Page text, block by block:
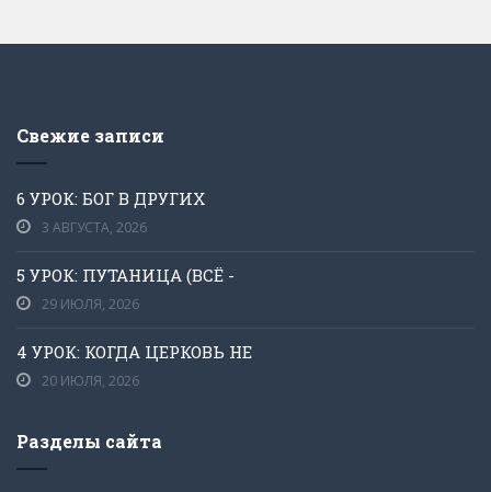
Свежие записи
6 УРОК: БОГ В ДРУГИХ
3 АВГУСТА, 2026
5 УРОК: ПУТАНИЦА (ВСЁ -
29 ИЮЛЯ, 2026
4 УРОК: КОГДА ЦЕРКОВЬ НЕ
20 ИЮЛЯ, 2026
Разделы сайта